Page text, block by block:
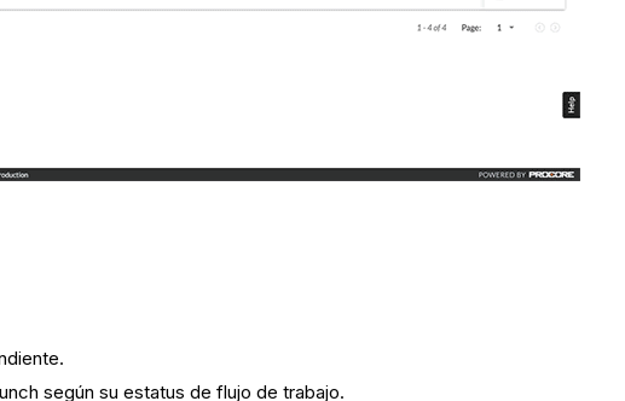
según su estatus de flujo de trabajo.